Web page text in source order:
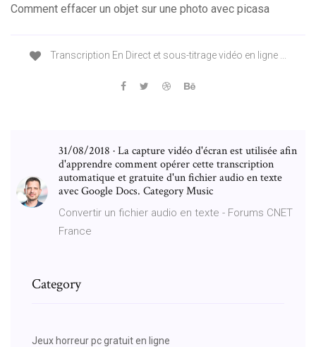
Comment effacer un objet sur une photo avec picasa
Transcription En Direct et sous-titrage vidéo en ligne ...
31/08/2018 · La capture vidéo d'écran est utilisée afin
d'apprendre comment opérer cette transcription
automatique et gratuite d'un fichier audio en texte
avec Google Docs. Category Music
Convertir un fichier audio en texte - Forums CNET
France
Category
Jeux horreur pc gratuit en ligne